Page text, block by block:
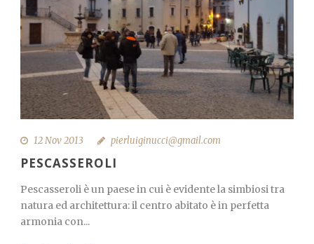
12 Nov 2013 pierluiginucci@gmail.com
PESCASSEROLI
Pescasseroli è un paese in cui è evidente la simbiosi tra
natura ed architettura: il centro abitato è in perfetta
armonia con...